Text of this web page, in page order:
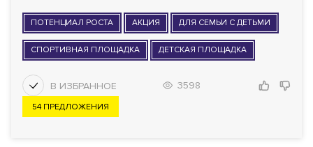
ФОНД
Апартаменты
ПОКАЗАТЬ1297
ПОТЕНЦИАЛ РОСТА АКЦИЯ ДЛЯ СЕМЬИ С ДЕТЬМИ
СПОРТИВНАЯ ПЛОЩАДКА ДЕТСКАЯ ПЛОЩАДКА
3598
54 ПРЕДЛОЖЕНИЯ